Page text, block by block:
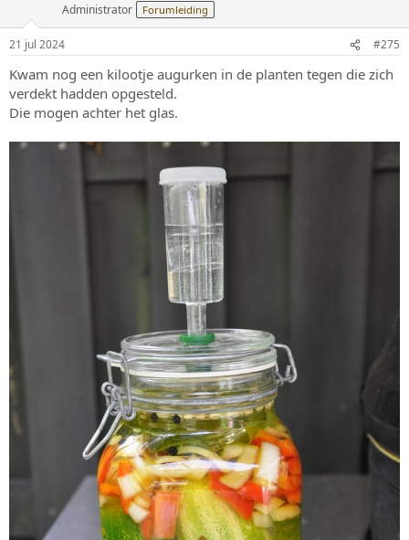
e
:
Administrator Forumleiding
21 jul 2024 #275
Kwam nog een kilootje augurken in de planten tegen die zich
verdekt hadden opgesteld.
Die mogen achter het glas.